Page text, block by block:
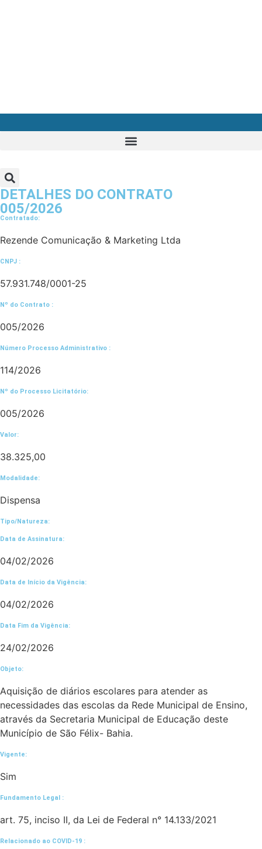
DETALHES DO CONTRATO​
005/2026
Contratado:
Rezende Comunicação & Marketing Ltda
CNPJ :
57.931.748/0001-25
Nº do Contrato :
005/2026
Número Processo Administrativo :
114/2026
Nº do Processo Licitatório:
005/2026
Valor:
38.325,00
Modalidade:
Dispensa
Tipo/Natureza:
Data de Assinatura:
04/02/2026
Data de Início da Vigência:
04/02/2026
Data Fim da Vigência:
24/02/2026
Objeto:
Aquisição de diários escolares para atender as
necessidades das escolas da Rede Municipal de Ensino,
através da Secretaria Municipal de Educação deste
Município de São Félix- Bahia.
Vigente:
Sim
Fundamento Legal :​
art. 75, inciso II, da Lei de Federal n° 14.133/2021
Relacionado ao COVID-19 :​